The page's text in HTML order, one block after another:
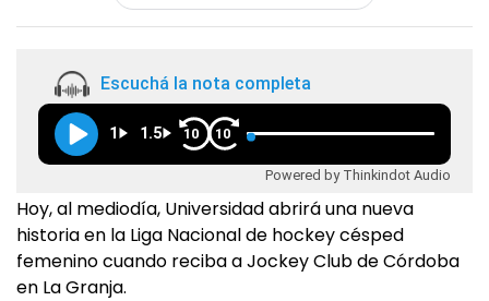
Escuchá la nota completa
1 1.5 10 10
Powered by Thinkindot Audio
Hoy, al mediodía, Universidad abrirá una nueva
historia en la Liga Nacional de hockey césped
femenino cuando reciba a Jockey Club de Córdoba
en La Granja.